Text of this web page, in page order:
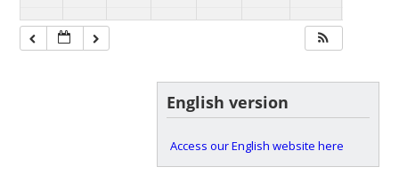
English version
Access our English website here